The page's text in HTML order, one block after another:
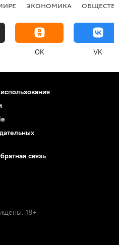
ЭКОНОМИКА
OK VK
связь
18+